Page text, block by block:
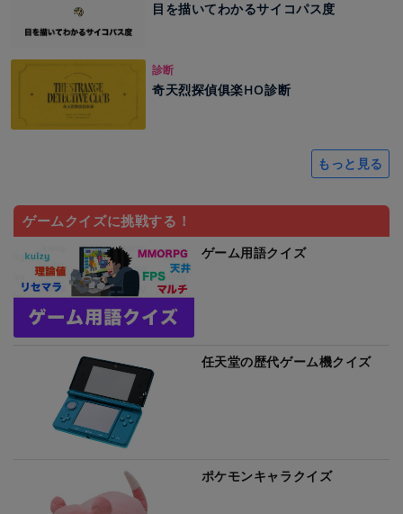
目を描いてわかるサイコパス度
診断
奇天烈探偵俱楽HO診断
もっと見る
ゲームクイズに挑戦する！
ゲーム用語クイズ
任天堂の歴代ゲーム機クイズ
ポケモンキャラクイズ